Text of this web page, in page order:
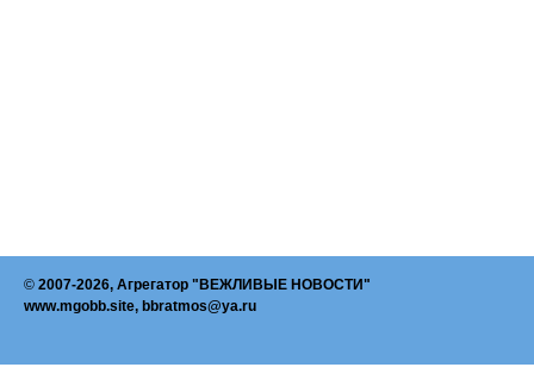
© 2007-2026, Агрегатор "ВЕЖЛИВЫЕ НОВОСТИ"
www.mgobb.site, bbratmos@ya.ru